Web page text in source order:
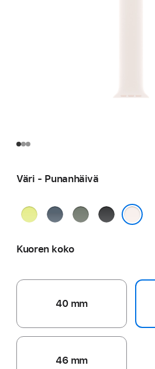
Väri - Punan­häivä
Neonkeltainen
Ankkurinsininen
Vihreänharmaa
Musta
Kuoren koko
40 mm
46 mm